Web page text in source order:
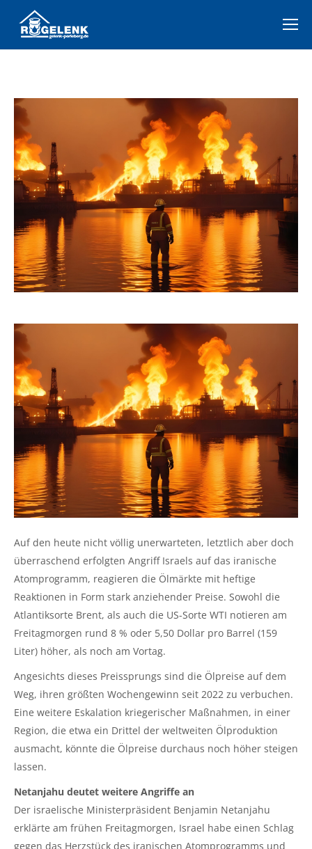
Auf den heute nicht völlig unerwarteten, letztlich aber doch
überraschend erfolgten Angriff Israels auf das iranische
Atomprogramm, reagieren die Ölmärkte mit heftige
Reaktionen in Form stark anziehender Preise. Sowohl die
Atlantiksorte Brent, als auch die US-Sorte WTI notieren am
Freitagmorgen rund 8 % oder 5,50 Dollar pro Barrel (159
Liter) höher, als noch am Vortag.
Angesichts dieses Preissprungs sind die Ölpreise auf dem
Weg, ihren größten Wochengewinn seit 2022 zu verbuchen.
Eine weitere Eskalation kriegerischer Maßnahmen, in einer
Region, die etwa ein Drittel der weltweiten Ölproduktion
ausmacht, könnte die Ölpreise durchaus noch höher steigen
lassen.
Netanjahu deutet weitere Angriffe an
Der israelische Ministerpräsident Benjamin Netanjahu
erklärte am frühen Freitagmorgen, Israel habe einen Schlag
gegen das Herzstück des iranischen Atomprogramms und